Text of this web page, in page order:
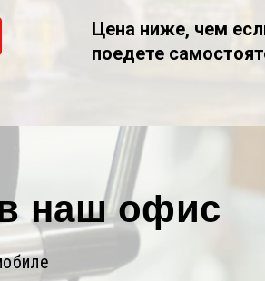
Цена ниже, чем
поедете
наш офис